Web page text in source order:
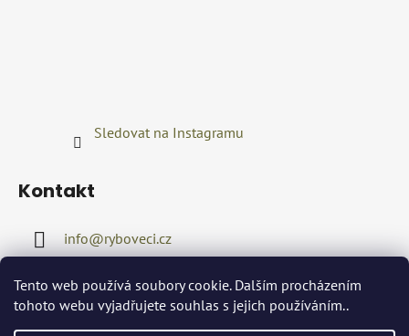
Tento web používá soubory cookie. Dalším procházením
tohoto webu vyjadřujete souhlas s jejich používáním..
Sledovat na Instagramu
Kontakt
info@ryboveci.cz
+420722416689